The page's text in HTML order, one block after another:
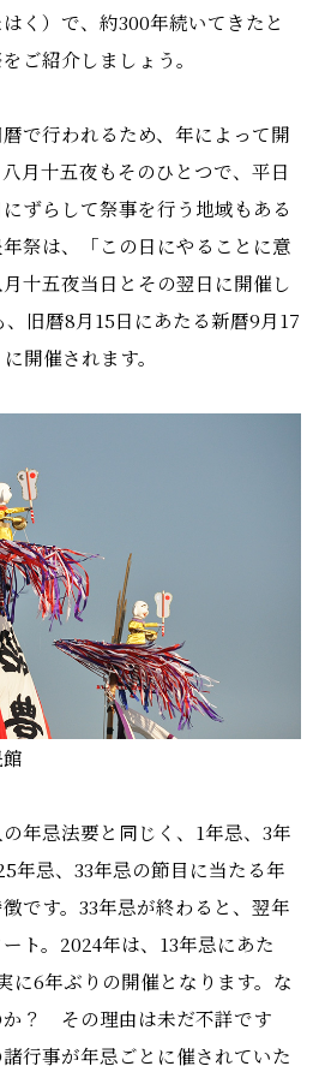
く）で、約300年続いてきたと
ご紹介しましょう。
で行われるため、年によって開
月十五夜もそのひとつで、平日
ずらして祭事を行う地域もある
祭は、「この日にやることに意
十五夜当日とその翌日に開催し
旧暦8月15日にあたる新暦9月17
開催されます。
年忌法要と同じく、1年忌、3年
年忌、33年忌の節目に当たる年
です。33年忌が終わると、翌年
ト。2024年は、13年忌にあた
に6年ぶりの開催となります。な
か？ その理由は未だ不詳です
行事が年忌ごとに催されていた